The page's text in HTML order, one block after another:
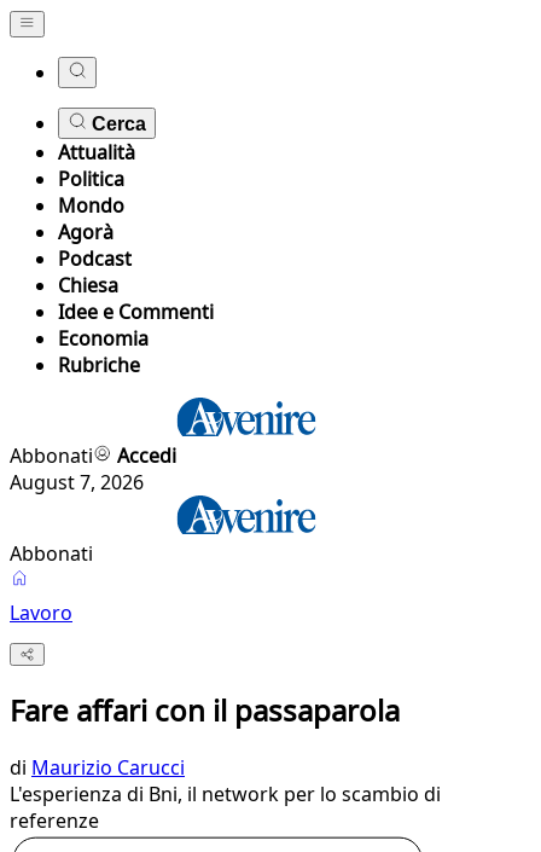
Cerca
Attualità
Politica
Mondo
Agorà
Podcast
Chiesa
Idee e Commenti
Economia
Rubriche
Abbonati
Accedi
August 7, 2026
Abbonati
Lavoro
Fare affari con il passaparola
di Maurizio Carucci
L'esperienza di Bni, il network per lo scambio di
referenze